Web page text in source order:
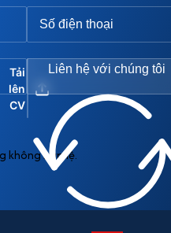
Tải
lên
CV
Liên hệ với chúng tôi
không hợp lệ.